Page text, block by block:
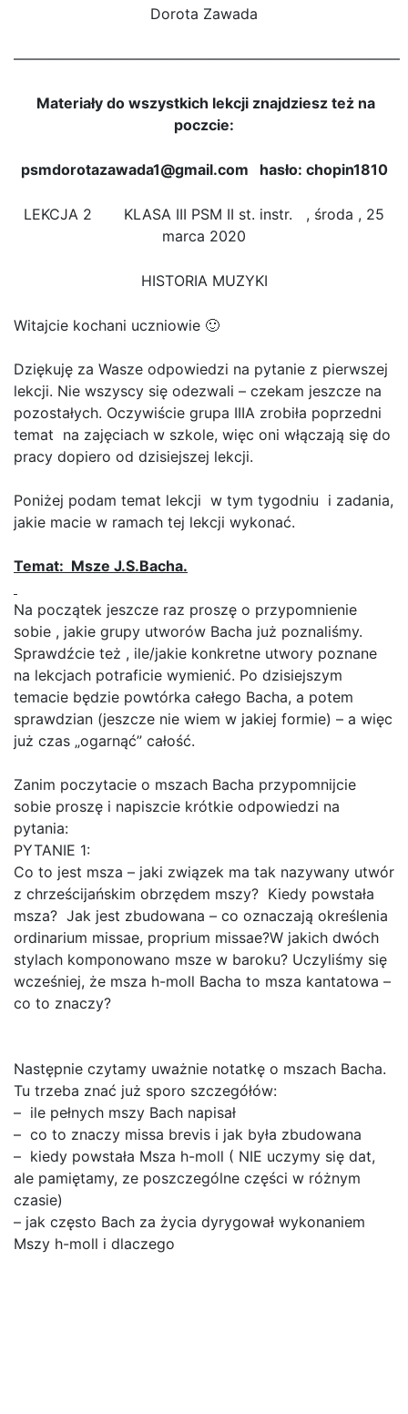
Dorota Zawada
——————————————————————————–
Materiały do wszystkich lekcji znajdziesz też na
poczcie:
psmdorotazawada1@gmail.com hasło: chopin1810
LEKCJA 2 KLASA III PSM II st. instr. , środa , 25
marca 2020
HISTORIA MUZYKI
Witajcie kochani uczniowie 🙂
Dziękuję za Wasze odpowiedzi na pytanie z pierwszej
lekcji. Nie wszyscy się odezwali – czekam jeszcze na
pozostałych. Oczywiście grupa IIIA zrobiła poprzedni
temat na zajęciach w szkole, więc oni włączają się do
pracy dopiero od dzisiejszej lekcji.
Poniżej podam temat lekcji w tym tygodniu i zadania,
jakie macie w ramach tej lekcji wykonać.
Temat: Msze J.S.Bacha.
Na początek jeszcze raz proszę o przypomnienie
sobie , jakie grupy utworów Bacha już poznaliśmy.
Sprawdźcie też , ile/jakie konkretne utwory poznane
na lekcjach potraficie wymienić. Po dzisiejszym
temacie będzie powtórka całego Bacha, a potem
sprawdzian (jeszcze nie wiem w jakiej formie) – a więc
już czas „ogarnąć” całość.
Zanim poczytacie o mszach Bacha przypomnijcie
sobie proszę i napiszcie krótkie odpowiedzi na
pytania:
PYTANIE 1:
Co to jest msza – jaki związek ma tak nazywany utwór
z chrześcijańskim obrzędem mszy? Kiedy powstała
msza? Jak jest zbudowana – co oznaczają określenia
ordinarium missae, proprium missae?W jakich dwóch
stylach komponowano msze w baroku? Uczyliśmy się
wcześniej, że msza h-moll Bacha to msza kantatowa –
co to znaczy?
Następnie czytamy uważnie notatkę o mszach Bacha.
Tu trzeba znać już sporo szczegółów:
– ile pełnych mszy Bach napisał
– co to znaczy missa brevis i jak była zbudowana
– kiedy powstała Msza h-moll ( NIE uczymy się dat,
ale pamiętamy, ze poszczególne części w różnym
czasie)
– jak często Bach za życia dyrygował wykonaniem
Mszy h-moll i dlaczego